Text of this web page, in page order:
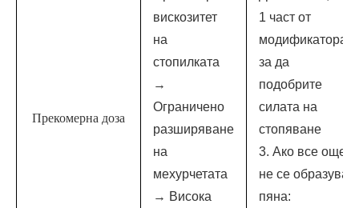
Прекомерна доза
вискозитет
на
стопилката
→
Ограничено
разширяване
на
мехурчетата
→ Висока
1 част от
модификатора,
за да
подобрите
силата на
стопяване
3. Ако все още
не се образува
пяна: